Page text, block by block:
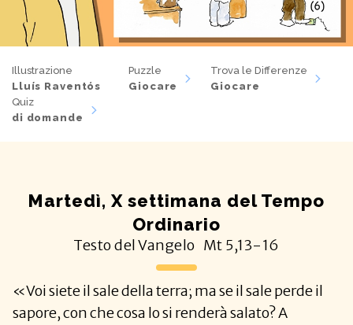
Illustrazione
Lluís Raventós
Puzzle
Giocare
Trova le Differenze
Giocare
Quiz
di domande
Martedì, X settimana del Tempo
Ordinario
Testo del Vangelo Mt 5,13-16
«Voi siete il sale della terra; ma se il sale perde il
sapore, con che cosa lo si renderà salato? A